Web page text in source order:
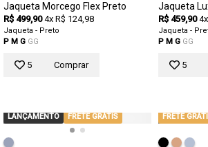
Jaqueta Morcego Flex Preto
R$ 499,90 4x R$ 124,98
Jaqueta - Preto
P M G GG
5 Comprar
Jaqueta
R$ 459,90
Jaqueta -
P M G GG
5
LANÇAMENTO FRETE GRÁTIS FRETE